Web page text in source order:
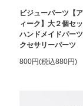
ビジューパーツ【
ィーク】大２個
ハンドメイドパー
クセサリーパーツ
800円(税込880円)